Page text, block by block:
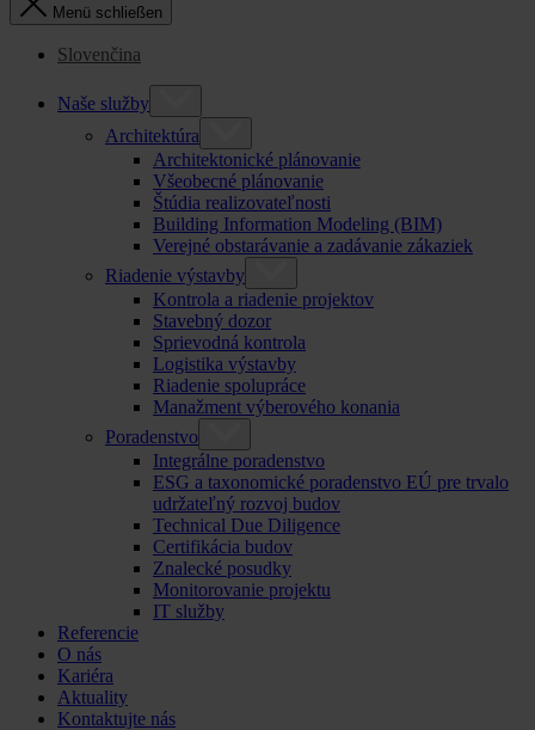
Menü schließen
Slovenčina
Naše služby
Architektúra
Architektonické plánovanie
Všeobecné plánovanie
Štúdia realizovateľnosti
Building Information Modeling (BIM)
Verejné obstarávanie a zadávanie zákaziek
Riadenie výstavby
Kontrola a riadenie projektov
Stavebný dozor
Sprievodná kontrola
Logistika výstavby
Riadenie spolupráce
Manažment výberového konania
Poradenstvo
Integrálne poradenstvo
ESG a taxonomické poradenstvo EÚ pre trvalo
udržateľný rozvoj budov
Technical Due Diligence
Certifikácia budov
Znalecké posudky
Monitorovanie projektu
IT služby
Referencie
O nás
Kariéra
Aktuality
Kontaktujte nás